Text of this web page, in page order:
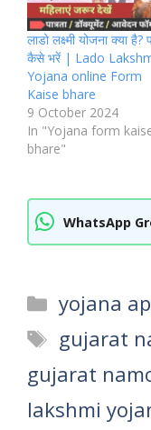
लाडो लक्ष्मी योजना क्या है?
कैसे भरें | Lado
Yojana online Form
Kaise bhare
9 October 2024
In "Yojana form
bhare"
WhatsApp
yojana
Tags
gujarat
gujarat
lakshmi